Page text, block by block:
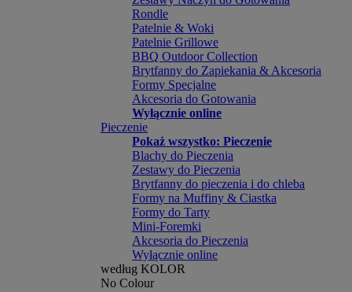
Rondle
Patelnie & Woki
Patelnie Grillowe
BBQ Outdoor Collection
Brytfanny do Zapiekania & Akcesoria
Formy Specjalne
Akcesoria do Gotowania
Wyłącznie online
Pieczenie
Pokaż wszystko: Pieczenie
Blachy do Pieczenia
Zestawy do Pieczenia
Brytfanny do pieczenia i do chleba
Formy na Muffiny & Ciastka
Formy do Tarty
Mini-Foremki
Akcesoria do Pieczenia
Wyłącznie online
według KOLOR
No Colour